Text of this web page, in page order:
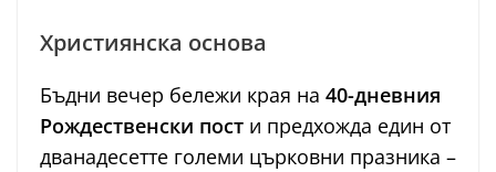
Християнска основа
Бъдни вечер бележи края на 40-дневния
Рождественски пост и предхожда един от
дванадесетте големи църковни празника –